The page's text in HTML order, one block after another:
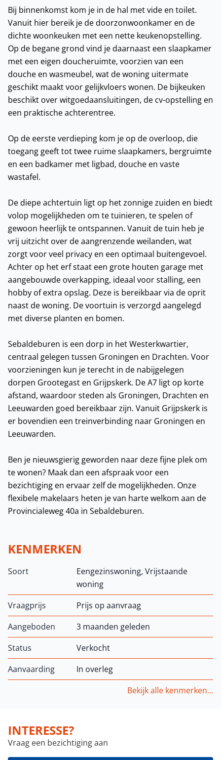
Bij binnenkomst kom je in de hal met vide en toilet.
Vanuit hier bereik je de doorzonwoonkamer en de
dichte woonkeuken met een nette keukenopstelling.
Op de begane grond vind je daarnaast een slaapkamer
met een eigen doucheruimte, voorzien van een
douche en wasmeubel, wat de woning uitermate
geschikt maakt voor gelijkvloers wonen. De bijkeuken
beschikt over witgoedaansluitingen, de cv-opstelling en
een praktische achterentree.
Op de eerste verdieping kom je op de overloop, die
toegang geeft tot twee ruime slaapkamers, bergruimte
en een badkamer met ligbad, douche en vaste
wastafel.
De diepe achtertuin ligt op het zonnige zuiden en biedt
volop mogelijkheden om te tuinieren, te spelen of
gewoon heerlijk te ontspannen. Vanuit de tuin heb je
vrij uitzicht over de aangrenzende weilanden, wat
zorgt voor veel privacy en een optimaal buitengevoel.
Achter op het erf staat een grote houten garage met
aangebouwde overkapping, ideaal voor stalling, een
hobby of extra opslag. Deze is bereikbaar via de oprit
naast de woning. De voortuin is verzorgd aangelegd
met diverse planten en bomen.
Sebaldeburen is een dorp in het Westerkwartier,
centraal gelegen tussen Groningen en Drachten. Voor
voorzieningen kun je terecht in de nabijgelegen
dorpen Grootegast en Grijpskerk. De A7 ligt op korte
afstand, waardoor steden als Groningen, Drachten en
Leeuwarden goed bereikbaar zijn. Vanuit Grijpskerk is
er bovendien een treinverbinding naar Groningen en
Leeuwarden.
Ben je nieuwsgierig geworden naar deze fijne plek om
te wonen? Maak dan een afspraak voor een
bezichtiging en ervaar zelf de mogelijkheden. Onze
flexibele makelaars heten je van harte welkom aan de
Provincialeweg 40a in Sebaldeburen.
KENMERKEN
Soort
Eengezinswoning, Vrijstaande
woning
Vraagprijs
Prijs op aanvraag
Aangeboden
3 maanden geleden
Status
Verkocht
Aanvaarding
In overleg
Bekijk alle kenmerken...
INTERESSE?
Vraag een bezichtiging aan